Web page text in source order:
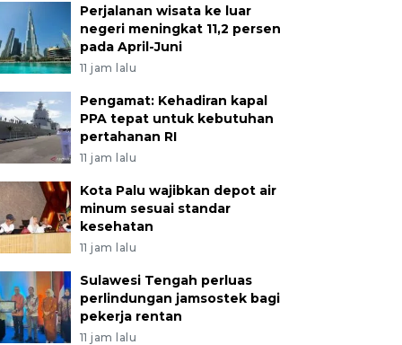
Perjalanan wisata ke luar
negeri meningkat 11,2 persen
pada April-Juni
11 jam lalu
Pengamat: Kehadiran kapal
PPA tepat untuk kebutuhan
pertahanan RI
11 jam lalu
Kota Palu wajibkan depot air
minum sesuai standar
kesehatan
11 jam lalu
Sulawesi Tengah perluas
perlindungan jamsostek bagi
pekerja rentan
11 jam lalu